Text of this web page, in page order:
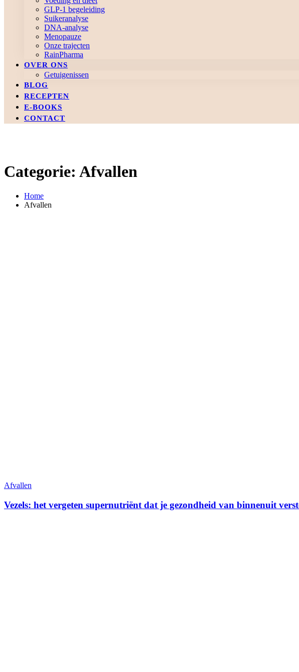
GLP-1 begeleiding
Suikeranalyse
DNA-analyse
Menopauze
Onze trajecten
RainPharma
OVER ONS
Getuigenissen
BLOG
RECEPTEN
E-BOOKS
CONTACT
Categorie: Afvallen
Home
Afvallen
Afvallen
Vezels: het vergeten supernutriënt dat je gezondheid van binnenuit